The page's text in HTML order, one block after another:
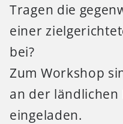
Tragen die
einer
bei?
Zum Workshop
an der ländlichen
eingeladen.